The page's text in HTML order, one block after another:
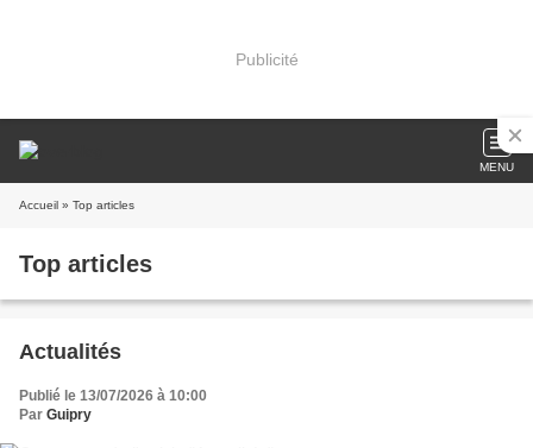
Publicité
MENU
Accueil » Top articles
Top articles
Actualités
Publié le 13/07/2026 à 10:00
Par Guipry